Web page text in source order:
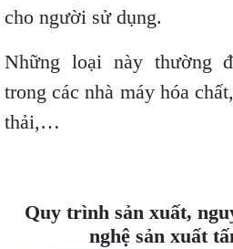
cho người sử dụng.
Những loại này thường
trong các nhà máy hóa
thải,…
Quy trình sản xuất,
nghệ sản xuất